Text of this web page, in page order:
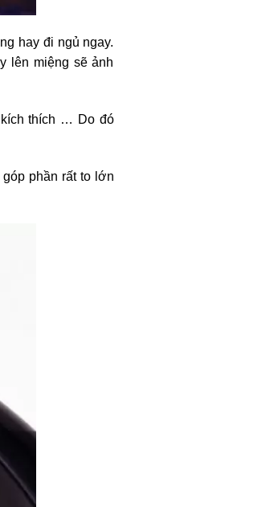
hay đi ngủ ngay.
lên miệng sẽ ảnh
thích … Do đó
phần rất to lớn